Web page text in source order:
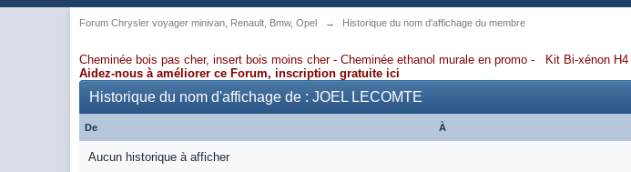
Forum Chrysler voyager minivan, Renault, Bmw, Opel → Historique du nom d'affichage du membre
Cheminée bois pas cher, insert bois moins cher - Cheminée ethanol murale en promo - Kit Bi-xénon
Aidez-nous à améliorer ce Forum, inscription gratuite ici
Historique du nom d'affichage de : JOEL LECOMTE
De À
Aucun historique à afficher